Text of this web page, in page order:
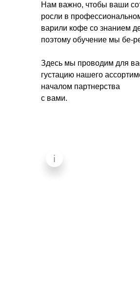
Нам важно, чтобы ваши
росли в
варили кофе со знанием
поэтому обучение мы бе-
Здесь мы проводим для
густацию нашего
началом партнерства
с вами.